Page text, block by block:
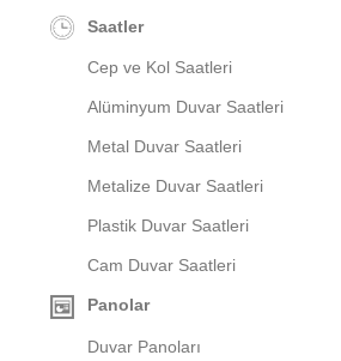
Saatler
Cep ve Kol Saatleri
Alüminyum Duvar Saatleri
Metal Duvar Saatleri
Metalize Duvar Saatleri
Plastik Duvar Saatleri
Cam Duvar Saatleri
Panolar
Duvar Panoları